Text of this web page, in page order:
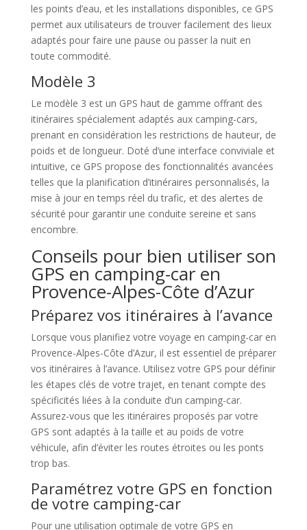
les points d’eau, et les installations disponibles, ce GPS
permet aux utilisateurs de trouver facilement des lieux
adaptés pour faire une pause ou passer la nuit en
toute commodité.
Modèle 3
Le modèle 3 est un GPS haut de gamme offrant des
itinéraires spécialement adaptés aux camping-cars,
prenant en considération les restrictions de hauteur, de
poids et de longueur. Doté d’une interface conviviale et
intuitive, ce GPS propose des fonctionnalités avancées
telles que la planification d’itinéraires personnalisés, la
mise à jour en temps réel du trafic, et des alertes de
sécurité pour garantir une conduite sereine et sans
encombre.
Conseils pour bien utiliser son
GPS en camping-car en
Provence-Alpes-Côte d’Azur
Préparez vos itinéraires à l’avance
Lorsque vous planifiez votre voyage en camping-car en
Provence-Alpes-Côte d’Azur, il est essentiel de préparer
vos itinéraires à l’avance. Utilisez votre GPS pour définir
les étapes clés de votre trajet, en tenant compte des
spécificités liées à la conduite d’un camping-car.
Assurez-vous que les itinéraires proposés par votre
GPS sont adaptés à la taille et au poids de votre
véhicule, afin d’éviter les routes étroites ou les ponts
trop bas.
Paramétrez votre GPS en fonction
de votre camping-car
Pour une utilisation optimale de votre GPS en